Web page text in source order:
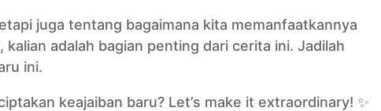
juga tentang bagaimana kita memanfaatkannya
adalah bagian penting dari cerita ini. Jadilah
ini.
keajaiban baru? Let’s make it extraordinary! ✨